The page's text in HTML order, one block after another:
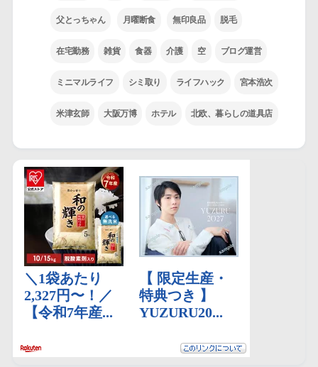
父とっちゃん 月曜断食 無印良品 脱毛
在宅勤務 雑貨 食器 介護 空 ブログ運営
ミニマルライフ シミ取り ライフハック 宮本浩次
米津玄師 大阪万博 ホテル 北欧、暮らしの道具店